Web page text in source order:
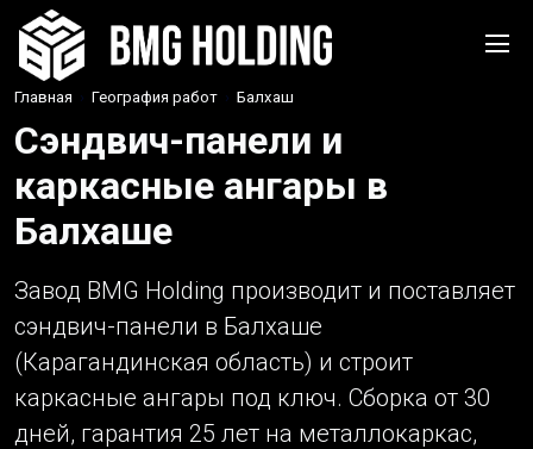
Главная › География работ › Балхаш
Сэндвич-панели и
каркасные ангары в
Балхаше
Завод BMG Holding производит и поставляет
сэндвич-панели в Балхаше
(Карагандинская область) и строит
каркасные ангары под ключ. Сборка от 30
дней, гарантия 25 лет на металлокаркас,